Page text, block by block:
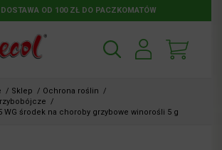
OD 100 ZŁ DO PACZKOMATÓW
/ Sklep / Ochrona roślin /
/
WG środek na choroby grzybowe winorośli 5 g